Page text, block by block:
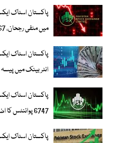
پاکستان اسٹاک
میں منفی رجحان، 3267 پوائنٹس کی کمی
پاکستان اسٹاک
انٹر بینک میں
پاکستان اسٹاک
6747 پوائنٹس کا اضافہ